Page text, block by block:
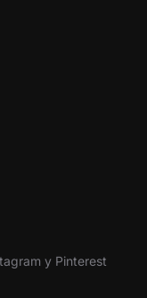
y Pinterest